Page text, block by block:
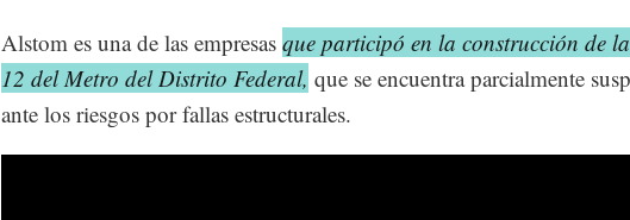
Alstom es una de las empresas que participó en la construcción de
12 del Metro del Distrito Federal, que se encuentra parcialmente
ante los riesgos por fallas estructurales.